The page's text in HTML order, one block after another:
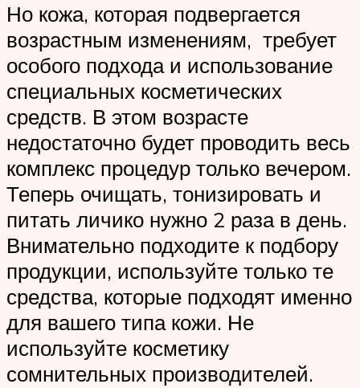
Но кожа, которая подвергается
возрастным изменениям, требует
особого подхода и использование
специальных косметических
средств. В этом возрасте
недостаточно будет проводить весь
комплекс процедур только вечером.
Теперь очищать, тонизировать и
питать личико нужно 2 раза в день.
Внимательно подходите к подбору
продукции, используйте только те
средства, которые подходят именно
для вашего типа кожи. Не
используйте косметику
сомнительных производителей.